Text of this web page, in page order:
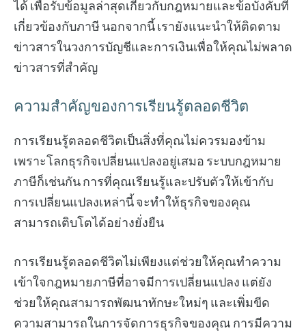
ได้ เพื่อรับข้อมูลล่าสุดเกี่ยวกับกฎหมายและข้อบังคับที่
เกี่ยวข้องกับภาษี นอกจากนี้ เรายังแนะนำให้ติดตาม
ข่าวสารในวงการบัญชีและการเงินเพื่อให้คุณไม่พลาด
ข่าวสารที่สำคัญ
ความสำคัญของการเรียนรู้ตลอดชีวิต
การเรียนรู้ตลอดชีวิตเป็นสิ่งที่คุณไม่ควรมองข้าม
เพราะโลกธุรกิจเปลี่ยนแปลงอยู่เสมอ ระบบกฎหมาย
ภาษีก็เช่นกัน การที่คุณเรียนรู้และปรับตัวให้เข้ากับ
การเปลี่ยนแปลงเหล่านี้ จะทำให้ธุรกิจของคุณ
สามารถเติบโตได้อย่างยั่งยืน
การเรียนรู้ตลอดชีวิตไม่เพียงแต่ช่วยให้คุณทำความ
เข้าใจกฎหมายภาษีที่อาจมีการเปลี่ยนแปลง แต่ยัง
ช่วยให้คุณสามารถพัฒนาทักษะใหม่ๆ และเพิ่มขีด
ความสามารถในการจัดการธุรกิจของคุณ การมีความ